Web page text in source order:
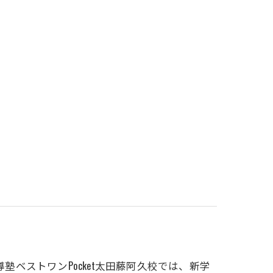
ベストワンPocket太田藤阿久校では、新学